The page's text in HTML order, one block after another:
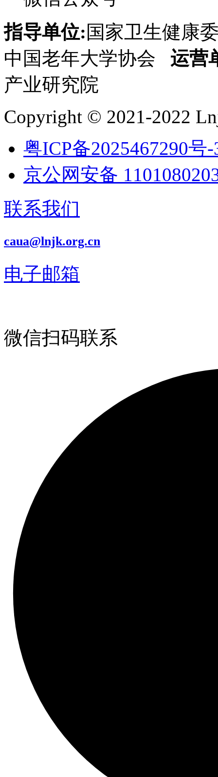
指导单位:国家卫生健康
中国老年大学协会 运营
产业研究院
Copyright © 2021-2022
粤ICP备2025467290号-
京公网安备
联系我们
caua@lnjk.org.cn
电子邮箱
微信扫码联系